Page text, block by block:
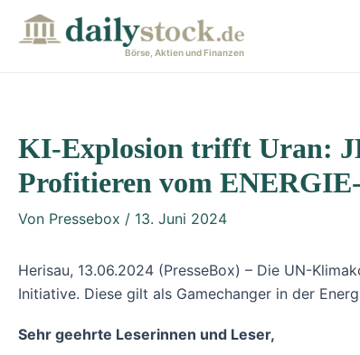
Inhalt
Börse, Aktien und Finanzen
KI-Explosion trifft Uran:
Profitieren vom
Von Pressebox / 13. Juni 2024
Herisau, 13.06.2024 (PresseBox) – Die UN-
Initiative. Diese gilt als Gamechanger in der
Sehr geehrte Leserinnen und Leser,
navigation